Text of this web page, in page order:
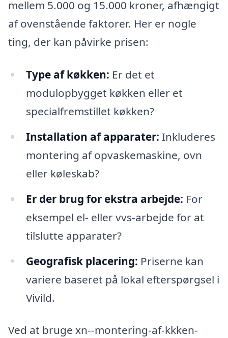
mellem 5.000 og 15.000 kroner, afhængigt
af ovenstående faktorer. Her er nogle
ting, der kan påvirke prisen:
Type af køkken: Er det et
modulopbygget køkken eller et
specialfremstillet køkken?
Installation af apparater: Inkluderes
montering af opvaskemaskine, ovn
eller køleskab?
Er der brug for ekstra arbejde: For
eksempel el- eller vvs-arbejde for at
tilslutte apparater?
Geografisk placering: Priserne kan
variere baseret på lokal efterspørgsel i
Vivild.
Ved at bruge xn--montering-af-kkken-